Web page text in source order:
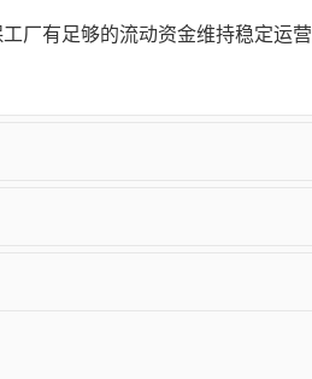
厂有足够的流动资金维持稳定运